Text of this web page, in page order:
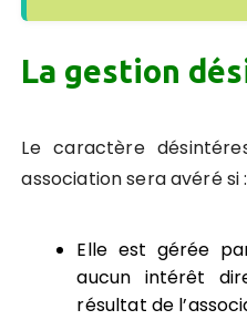
La gestion
Le caractère
association sera avéré si :
Elle est gérée
aucun intérêt
résultat de